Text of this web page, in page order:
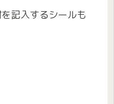
記入するシールも